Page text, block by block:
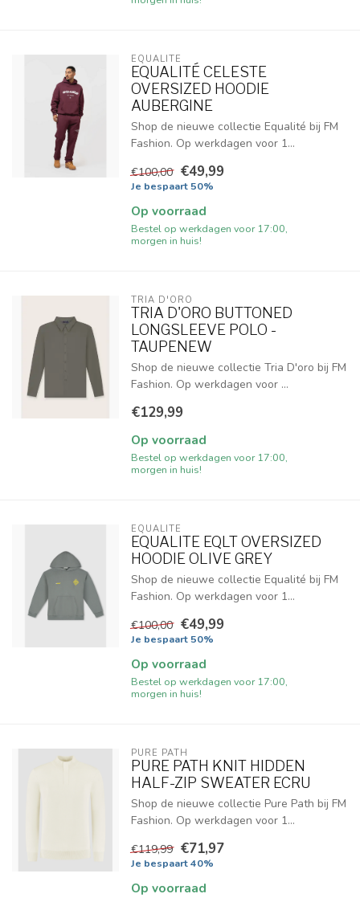
EQUALITÉ
EQUALITÉ CELESTE
OVERSIZED HOODIE
AUBERGINE
Shop de nieuwe collectie Equalité bij FM
Fashion. Op werkdagen voor 1...
€100,00 €49,99
Je bespaart 50%
Op voorraad
Bestel op werkdagen voor 17:00,
morgen in huis!
TRIA D'ORO
TRIA D'ORO BUTTONED
LONGSLEEVE POLO -
TAUPENEW
Shop de nieuwe collectie Tria D'oro bij FM
Fashion. Op werkdagen voor ...
€129,99
Op voorraad
Bestel op werkdagen voor 17:00,
morgen in huis!
EQUALITÉ
EQUALITE EQLT OVERSIZED
HOODIE OLIVE GREY
Shop de nieuwe collectie Equalité bij FM
Fashion. Op werkdagen voor 1...
€100,00 €49,99
Je bespaart 50%
Op voorraad
Bestel op werkdagen voor 17:00,
morgen in huis!
PURE PATH
PURE PATH KNIT HIDDEN
HALF-ZIP SWEATER ECRU
Shop de nieuwe collectie Pure Path bij FM
Fashion. Op werkdagen voor 1...
€119,99 €71,97
Je bespaart 40%
Op voorraad